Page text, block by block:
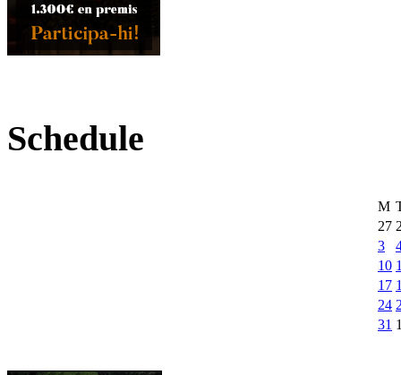
Schedule
M
27
3
10
17
24
31